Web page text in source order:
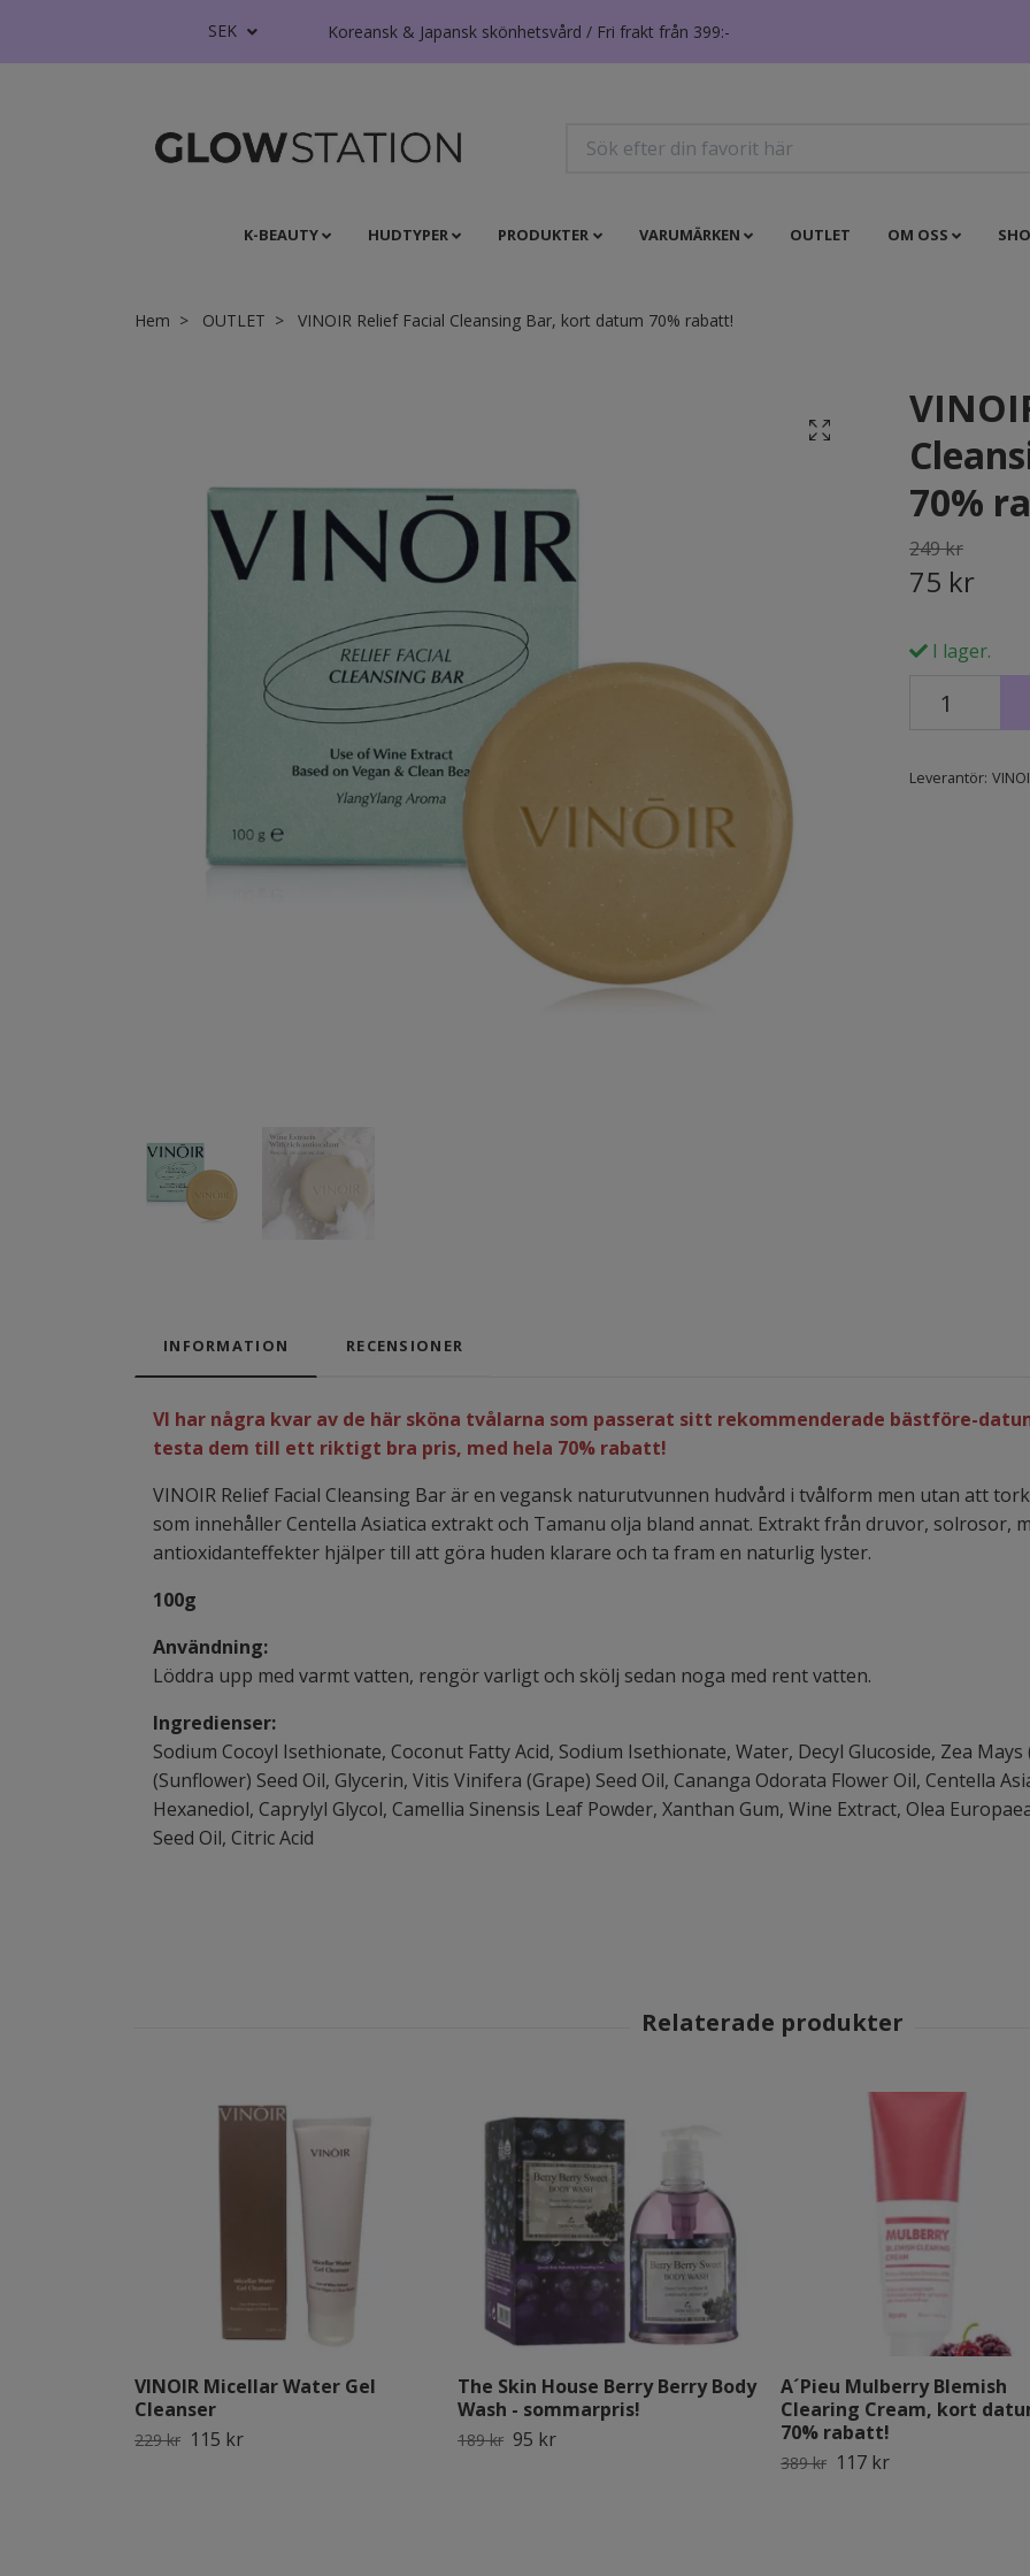
SEK Koreansk & Japansk skönhetsvård / Fri frakt från 399:-
K-BEAUTY HUDTYPER PRODUKTER VARUMÄRKEN OUTLET OM OSS
Hem OUTLET VINOIR Relief Facial Cleansing Bar, kort datum 70% rabatt!
70%
249 kr
75 kr
I lager.
Leverantör:
INFORMATION RECENSIONER
VI har några kvar av de här sköna tvålarna som passerat sitt rekommenderade bästföre-
testa dem till ett riktigt bra pris, med hela 70% rabatt!
VINOIR Relief Facial Cleansing Bar är en vegansk naturutvunnen hudvård i tvålform men utan att
som innehåller Centella Asiatica extrakt och Tamanu olja bland annat. Extrakt från druvor, solrosor,
antioxidanteffekter hjälper till att göra huden klarare och ta fram en naturlig lyster.
100g
Användning:
Löddra upp med varmt vatten, rengör varligt och skölj sedan noga med rent vatten.
Ingredienser:
Sodium Cocoyl Isethionate, Coconut Fatty Acid, Sodium Isethionate, Water, Decyl Glucoside, Zea
(Sunflower) Seed Oil, Glycerin, Vitis Vinifera (Grape) Seed Oil, Cananga Odorata Flower Oil, Centella
Hexanediol, Caprylyl Glycol, Camellia Sinensis Leaf Powder, Xanthan Gum, Wine Extract, Olea
Seed Oil, Citric Acid
VINOIR Micellar Water Gel
Cleanser
229 kr 115 kr
The Skin House Berry Berry Body
Wash - sommarpris!
189 kr 95 kr
A´Pieu Mulberry Blemish
Clearing Cream, kort
70% rabatt!
389 kr 117 kr